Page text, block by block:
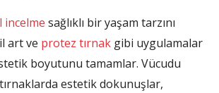
incelme sağlıklı bir yaşam tarzını
art ve protez tırnak gibi uygulamalar
boyutunu tamamlar. Vücudu
estetik dokunuşlar,